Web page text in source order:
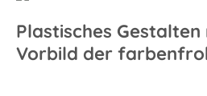
Plastisches Gestalten
Vorbild der